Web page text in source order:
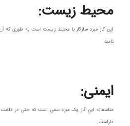
محیط زیست:
این گاز مبرد سازگار با محیط زیست است به طوری که
نامند.
ایمنی:
متاسفانه این گاز یک مبرد سمی است که حتی در
داراست.